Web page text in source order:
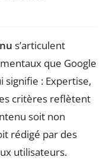
s’articulent
que Google
signifie : Expertise,
critères reflètent
soit non
rédigé par des
utilisateurs.